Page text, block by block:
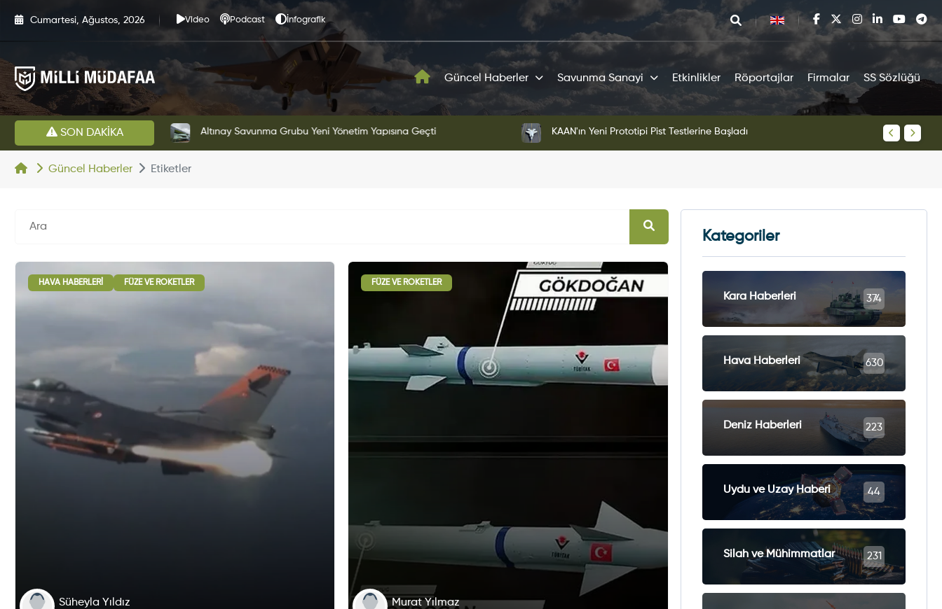
Cumartesi, Ağustos, 2026 Video Podcast İnfografik
Güncel Haberler Savunma Sanayi Etkinlikler Röportajlar Firmalar SS Sözlüğü
SON DAKİKA Altınay Savunma Grubu Yeni Yönetim Yapısına Geçti KAAN'ın Yeni Prototipi Pist Testlerine Başladı KAAN
Güncel Haberler Etiketler
HAVA HABERLERI FÜZE VE ROKETLER
Süheyla Yıldız
FÜZE VE ROKETLER
Murat Yılmaz
Kategoriler
Kara Haberleri 374
Hava Haberleri 630
Deniz Haberleri 223
Uydu ve Uzay Haberi 44
Silah ve Mühimmatlar 231